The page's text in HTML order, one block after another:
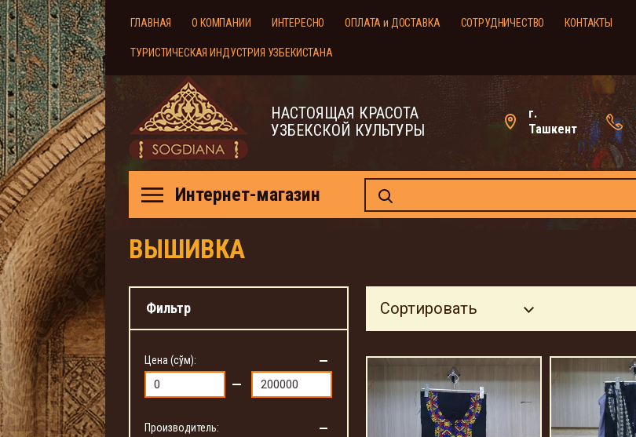
ГЛАВНАЯ О КОМПАНИИ ИНТЕРЕСНО ОПЛАТА и ДОСТАВКА СОТРУДНИЧЕСТВО КОНТАКТЫ
ТУРИСТИЧЕСКАЯ ИНДУСТРИЯ УЗБЕКИСТАНА
НАСТОЯЩАЯ КРАСОТА
УЗБЕКСКОЙ КУЛЬТУРЫ
г.
Ташкент
Интернет-магазин
ВЫШИВКА
Фильтр
Цена (сўм):
Производитель:
Сортировать